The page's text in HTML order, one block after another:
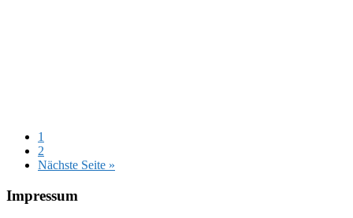
Seite
1
Seite
2
Nächste Seite aufrufen
»
Footer
Impressum